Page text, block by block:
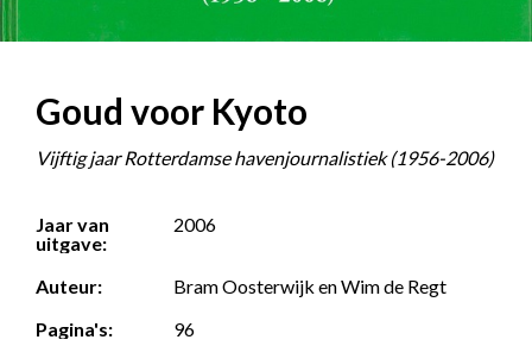
Goud voor Kyoto
Vijftig jaar Rotterdamse havenjournalistiek (1956-2006)
Jaar van
uitgave:
2006
Auteur:
Bram Oosterwijk en Wim de Regt
Pagina's:
96